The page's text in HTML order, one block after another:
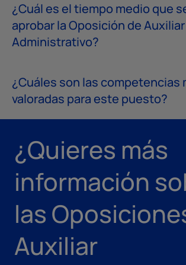
¿Cuál es el tiempo medio que
aprobar la Oposición de Auxiliar
Administrativo?
¿Cuáles son las competencias
valoradas para este puesto?
¿Quieres más
información
las
Auxiliar